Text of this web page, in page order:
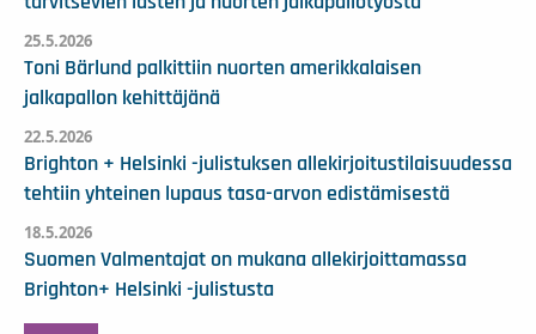
25.5.2026
Toni Bärlund palkittiin nuorten amerikkalaisen
jalkapallon kehittäjänä
22.5.2026
Brighton + Helsinki -julistuksen allekirjoitustilaisuudessa
tehtiin yhteinen lupaus tasa-arvon edistämisestä
18.5.2026
Suomen Valmentajat on mukana allekirjoittamassa
Brighton+ Helsinki -julistusta